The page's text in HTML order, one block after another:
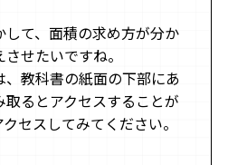
て、面積の求め方が分か
せたいですね。
教科書の紙面の下部にあ
るとアクセスすることが
セスしてみてください。